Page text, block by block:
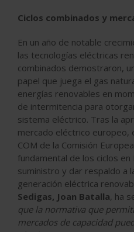
Ciclos combinados y
En un año de notable
las tecnologías eléctricas
combinados demostraron,
papel que juega el gas
energías renovables en
de intermitencia para
sistema eléctrico. Tras la
mercado eléctrico europeo,
COM de la Comisión
fundamental de los ciclos
suministro y dar respaldo a
generación eléctrica
Sedigas, Joan Batalla, ha
que la normativa que
mercados de capacidad